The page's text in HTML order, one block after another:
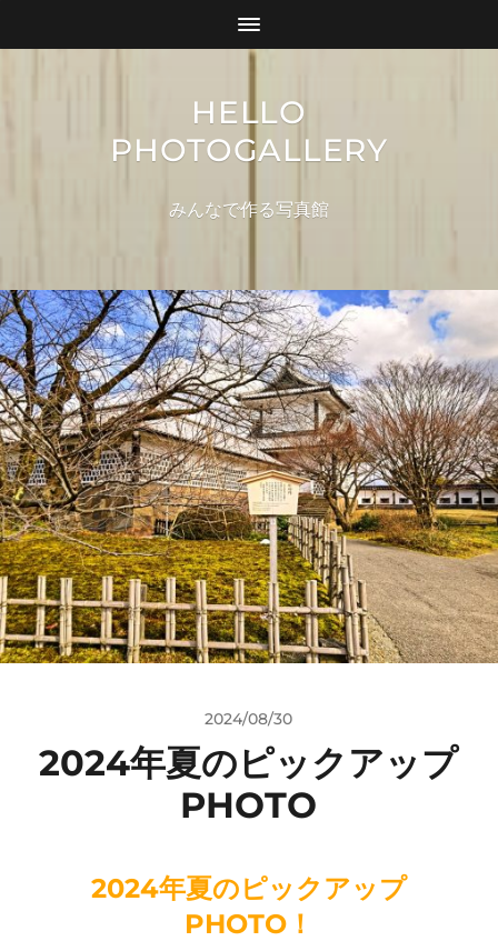
HELLO
PHOTOGALLERY
みんなで作る写真館
2024/08/30
2024年夏のピックアップ
PHOTO
2024年夏のピックアップ
PHOTO！